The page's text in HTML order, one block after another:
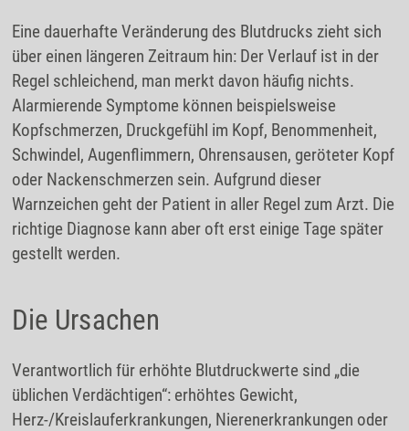
Eine dauerhafte Veränderung des Blutdrucks zieht sich
über einen längeren Zeitraum hin: Der Verlauf ist in der
Regel schleichend, man merkt davon häufig nichts.
Alarmierende Symptome können beispielsweise
Kopfschmerzen, Druckgefühl im Kopf, Benommenheit,
Schwindel, Augenflimmern, Ohrensausen, geröteter Kopf
oder Nackenschmerzen sein. Aufgrund dieser
Warnzeichen geht der Patient in aller Regel zum Arzt. Die
richtige Diagnose kann aber oft erst einige Tage später
gestellt werden.
Die Ursachen
Verantwortlich für erhöhte Blutdruckwerte sind „die
üblichen Verdächtigen“: erhöhtes Gewicht,
Herz-/Kreislauferkrankungen, Nierenerkrankungen oder